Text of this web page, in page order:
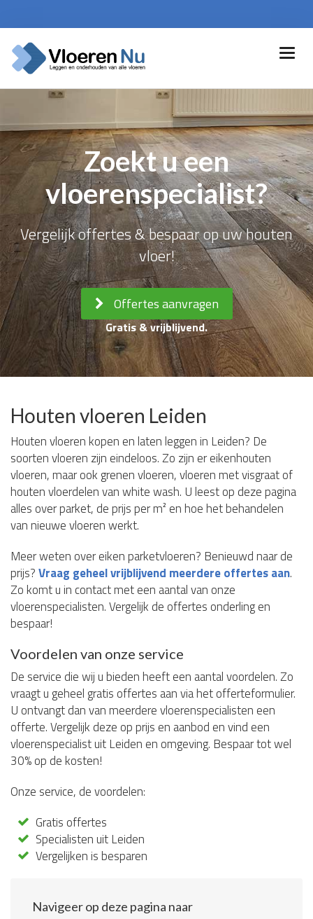
Zoekt u een
vloerenspecialist?
Vergelijk offertes & bespaar op uw houten
vloer!
Offertes aanvragen
Gratis & vrijblijvend.
Houten vloeren Leiden
Houten vloeren kopen en laten leggen in Leiden? De
soorten vloeren zijn eindeloos. Zo zijn er eikenhouten
vloeren, maar ook grenen vloeren, vloeren met visgraat of
houten vloerdelen van white wash. U leest op deze pagina
alles over parket, de prijs per m² en hoe het behandelen
van nieuwe vloeren werkt.
Meer weten over eiken parketvloeren? Benieuwd naar de
prijs?Vraag geheel vrijblijvend meerdere offertes aan.
Zo komt u in contact met een aantal van onze
vloerenspecialisten. Vergelijk de offertes onderling en
bespaar!
Voordelen van onze service
De service die wij u bieden heeft een aantal voordelen. Zo
vraagt u geheel gratis offertes aan via het offerteformulier.
U ontvangt dan van meerdere vloerenspecialisten een
offerte. Vergelijk deze op prijs en aanbod en vind een
vloerenspecialist uit Leiden en omgeving. Bespaar tot wel
30% op de kosten!
Onze service, de voordelen:
Gratis offertes
Specialisten uit Leiden
Vergelijken is besparen
Navigeer op deze pagina naar